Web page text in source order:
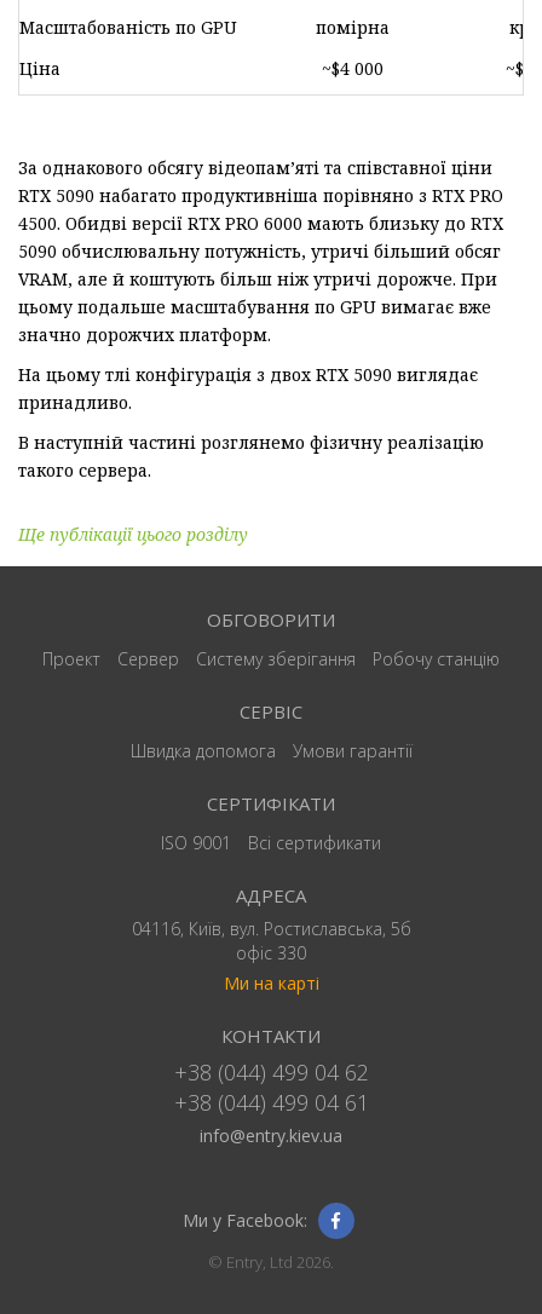
Масштабованість по GPU
помірна
Ціна
~$4 000 ~$4
За однакового обсягу відеопам’яті та співставної ціни
RTX 5090 набагато продуктивніша порівняно з RTX PRO
4500. Обидві версії RTX PRO 6000 мають близьку до RTX
5090 обчислювальну потужність, утричі більший обсяг
VRAM, але й коштують більш ніж утричі дорожче. При
цьому подальше масштабування по GPU вимагає вже
значно дорожчих платформ.
На цьому тлі конфігурація з двох RTX 5090 виглядає
принадливо.
В наступній частині розглянемо фізичну реалізацію
такого сервера.
Ще публікації цього розділу
ОБГОВОРИТИ
Проект Сервер Систему зберігання Робочу станцію
СЕРВІС
Швидка допомога Умови гарантії
СЕРТИФІКАТИ
ISO 9001 Всі сертификати
АДРЕСА
04116, Київ, вул. Ростиславська, 5б
офіс 330
Ми на карті
КОНТАКТИ
+38 (044) 499 04 62
+38 (044) 499 04 61
info@entry.kiev.ua
Ми у Facebook:
© Entry, Ltd 2026.